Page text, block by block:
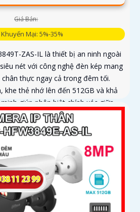
Giá Bán:
Mại: 5%-35%
ZAS-IL là thiết bị an ninh ngoài
nét với công nghệ đèn kép mang
thực ngay cả trong đêm tối.
khe thẻ nhớ lên đến 512GB và khả
giúp phân biệt chính xác giữa
quả giám sát với thiết kế chuẩn
hỗ trợ PoE giá rẻ